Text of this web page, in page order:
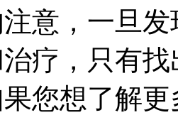
意，一旦
疗，只有
您想了解